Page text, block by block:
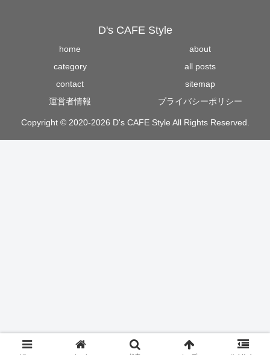
D's CAFE Style
home
about
category
all posts
contact
sitemap
運営者情報
プライバシーポリシー
Copyright © 2020-2026 D's CAFE Style All Rights Reserved.